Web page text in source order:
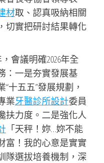
材取、認真吸納相關
切實把研討結果轉化
會議明確2026年全
：一是夯實發展基
十五五”發展規劃，
業牙醫診所設計委員
扶力度。二是強化人
「天秤！妳…妳不能
富！我的心意是實實
隊選拔培養機制，深